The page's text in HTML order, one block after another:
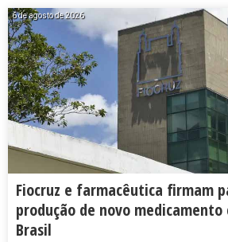
6 de agosto de 2026
Fiocruz e farmacêutica firmam
produção de novo medicamento
Brasil